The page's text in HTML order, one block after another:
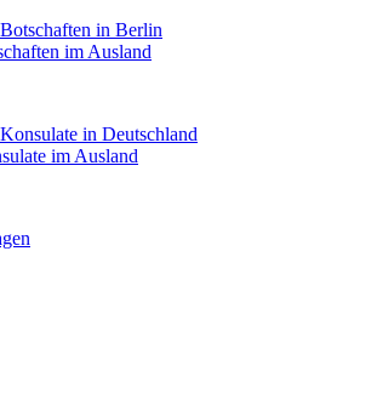
in Berlin
im Ausland
in Deutschland
im Ausland